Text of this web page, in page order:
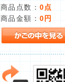
商品点数： 0点
商品金額： 0円